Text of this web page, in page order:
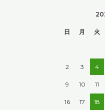
日 月 火
2 3 4
9 10 11
16 17 18